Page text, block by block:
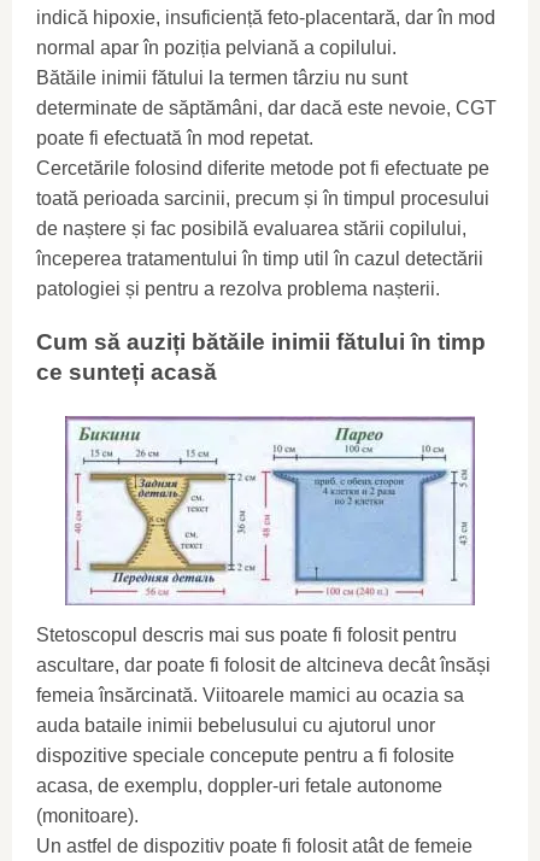
indică hipoxie, insuficiență feto-placentară, dar în mod
normal apar în poziția pelviană a copilului.
Bătăile inimii fătului la termen târziu nu sunt
determinate de săptămâni, dar dacă este nevoie, CGT
poate fi efectuată în mod repetat.
Cercetările folosind diferite metode pot fi efectuate pe
toată perioada sarcinii, precum și în timpul procesului
de naștere și fac posibilă evaluarea stării copilului,
începerea tratamentului în timp util în cazul detectării
patologiei și pentru a rezolva problema nașterii.
Cum să auziți bătăile inimii fătului în timp
ce sunteți acasă
Stetoscopul descris mai sus poate fi folosit pentru
ascultare, dar poate fi folosit de altcineva decât însăși
femeia însărcinată. Viitoarele mamici au ocazia sa
auda bataile inimii bebelusului cu ajutorul unor
dispozitive speciale concepute pentru a fi folosite
acasa, de exemplu, doppler-uri fetale autonome
(monitoare).
Un astfel de dispozitiv poate fi folosit atât de femeie